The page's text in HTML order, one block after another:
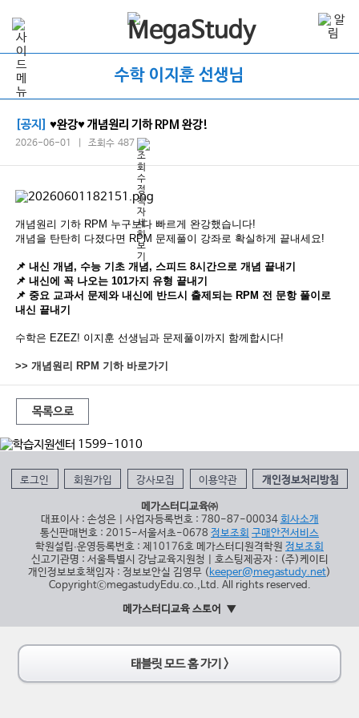
수학 이지훈 선생님
[공지] ♥완강♥ 개념원리 기하 RPM 완강!
2026-06-01 | 조회수 487
개념원리 기하 RPM 누구보다 빠르게 완강했습니다!
개념을 탄탄히 다졌다면 RPM 문제풀이 강좌로 확실하게 끝내세요!
📌 내신 개념, 수능 기초 개념, 스피드 8시간으로 개념 끝내기
📌 내신에 꼭 나오는 101가지 유형 끝내기
📌 중요 교과서 문제와 내신에 반드시 출제되는 RPM 전 문항 풀이로
내신 끝내기
수학은 EZEZ! 이지훈 선생님과 문제풀이까지 함께합시다!
>> 개념원리 RPM 기하 바로가기
목록으로
로그인 회원가입 강사모집 이용약관 개인정보처리방침
메가스터디교육㈜
대표이사 : 손성은 | 사업자등록번호 : 780-87-00034 회사소개
통신판매번호 : 2015-서울서초-0678 정보조회 구매안전서비스
학원설립∙운영등록번호 : 제10176호 메가스터디원격학원 정보조회
신고기관명 : 서울특별시 강남교육지원청 | 호스팅제공자 : (주)케이티
개인정보보호책임자 : 정보보안실 김영무 (keeper@megastudy.net)
CopyrightⓒmegastudyEdu.co.,Ltd. All rights reserved.
메가스터디교육 스토어
태블릿 모드 홈 가기 >